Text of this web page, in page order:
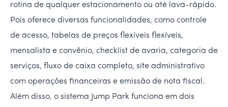
rotina de qualquer estacionamento ou até lava-rápido.
Pois oferece diversas funcionalidades, como controle
de acesso, tabelas de preços flexíveis flexíveis,
mensalista e convênio, checklist de avaria, categoria de
serviços, fluxo de caixa completo, site administrativo
com operações financeiras e emissão de nota fiscal.
Além disso, o sistema Jump Park funciona em dois